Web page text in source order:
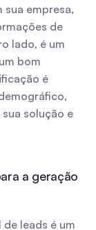
sua empresa,
de
lado, é um
bom
é
solução e
a geração
leads é um